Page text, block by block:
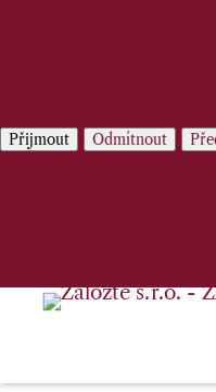
Přijmout Odmítnout